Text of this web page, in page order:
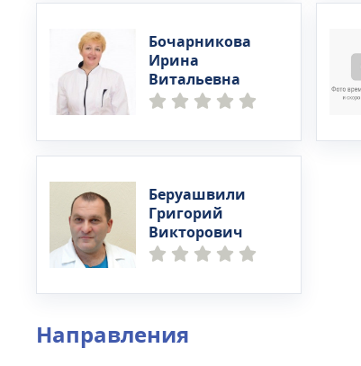
Бочарникова
Ирина
Витальевна
Беруашвили
Григорий
Викторович
Направления